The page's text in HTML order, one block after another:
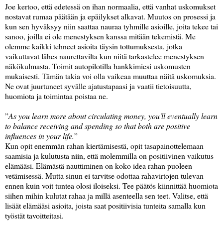
Joe kertoo, että edetessä on ihan normaalia, että vanhat uskomukset
nostavat rumaa päätään ja epäilykset alkavat. Muutos on prosessi ja
kun sen hyväksyy niin saattaa nauraa tyhmille asioille, joita tekee tai
sanoo, joilla ei ole menestyksen kanssa mitään tekemistä. Me
olemme kaikki tehneet asioita täysin tottumuksesta, jotka
vaikuttavat lähes naurettavilta kun niitä tarkastelee menestyksen
näkökulmasta. Toimit autopilotilla hankkimiesi uskomusten
mukaisesti. Tämän takia voi olla vaikeaa muuttaa näitä uskomuksia.
Ne ovat juurtuneet syvälle ajatustapaasi ja vaatii tietoisuutta,
huomiota ja toimintaa poistaa ne.
”As you learn more about circulating money, you'll eventually learn
to balance receiving and spending so that both are positive
influences in your life.”
Kun opit enemmän rahan kiertämisestä, opit tasapainottelemaan
saamisia ja kulutusta niin, että molemmilla on positiivinen vaikutus
elämääsi. Elämästä nauttiminen on koko idea rahan puoleen
vetämisessä. Mutta sinun ei tarvitse odottaa rahavirtojen tulevan
ennen kuin voit tuntea olosi iloiseksi. Tee päätös kiinnittää huomiota
siihen mihin kulutat rahaa ja millä asenteella sen teet. Valitse, että
lisäät elämääsi asioita, joista saat positiivisia tunteita samalla kun
työstät tavoitteitasi.